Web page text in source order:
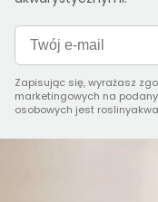
Zapisując się, wyrażasz
marketingowych na
osobowych jest